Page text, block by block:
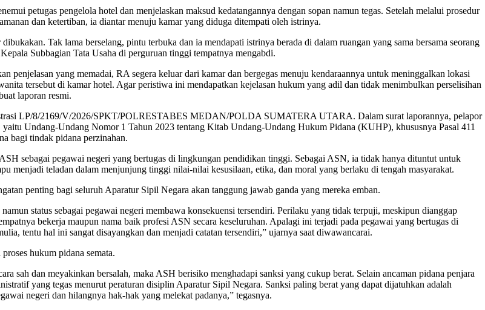
petugas pengelola hotel dan menjelaskan maksud kedatangannya dengan sopan namun tegas. Setelah melalui prosedur
dan ketertiban, ia diantar menuju kamar yang diduga ditempati oleh istrinya.
Tak lama berselang, pintu terbuka dan ia mendapati istrinya berada di dalam ruangan yang sama bersama seorang
Subbagian Tata Usaha di perguruan tinggi tempatnya mengabdi.
penjelasan yang memadai, RA segera keluar dari kamar dan bergegas menuju kendaraannya untuk meninggalkan lokasi
tersebut di kamar hotel. Agar peristiwa ini mendapatkan kejelasan hukum yang adil dan tidak menimbulkan perselisihan
laporan resmi.
LP/8/2169/V/2026/SPKT/POLRESTABES MEDAN/POLDA SUMATERA UTARA. Dalam surat laporannya, pelapor
Undang-Undang Nomor 1 Tahun 2023 tentang Kitab Undang-Undang Hukum Pidana (KUHP), khususnya Pasal 411
bagi tindak pidana perzinahan.
sebagai pegawai negeri yang bertugas di lingkungan pendidikan tinggi. Sebagai ASN, ia tidak hanya dituntut untuk
menjadi teladan dalam menjunjung tinggi nilai-nilai kesusilaan, etika, dan moral yang berlaku di tengah masyarakat.
penting bagi seluruh Aparatur Sipil Negara akan tanggung jawab ganda yang mereka emban.
status sebagai pegawai negeri membawa konsekuensi tersendiri. Perilaku yang tidak terpuji, meskipun dianggap
bekerja maupun nama baik profesi ASN secara keseluruhan. Apalagi ini terjadi pada pegawai yang bertugas di
tentu hal ini sangat disayangkan dan menjadi catatan tersendiri,” ujarnya saat diwawancarai.
hukum pidana semata.
sah dan meyakinkan bersalah, maka ASH berisiko menghadapi sanksi yang cukup berat. Selain ancaman pidana penjara
yang tegas menurut peraturan disiplin Aparatur Sipil Negara. Sanksi paling berat yang dapat dijatuhkan adalah
negeri dan hilangnya hak-hak yang melekat padanya,” tegasnya.